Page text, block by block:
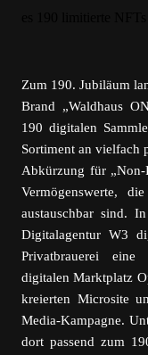
Zum 190. Jubiläum
Brand „Waldhaus
190 digitalen
Sortiment an vielfach
Abkürzung für „Non-
Vermögenswerte,
austauschbar sind.
Digitalagentur W3
Privatbrauerei
digitalen Marktplatz
kreierten Microsite
Media-Kampagne.
dort passend zum